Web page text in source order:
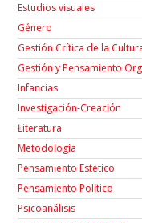
Estudios visuales
Género
Gestión Crítica de la
Gestión y Pensamiento
Infancias
Investigación-Creación
Łiteratura
Metodología
Pensamiento Estético
Pensamiento Político
Psicoanálisis